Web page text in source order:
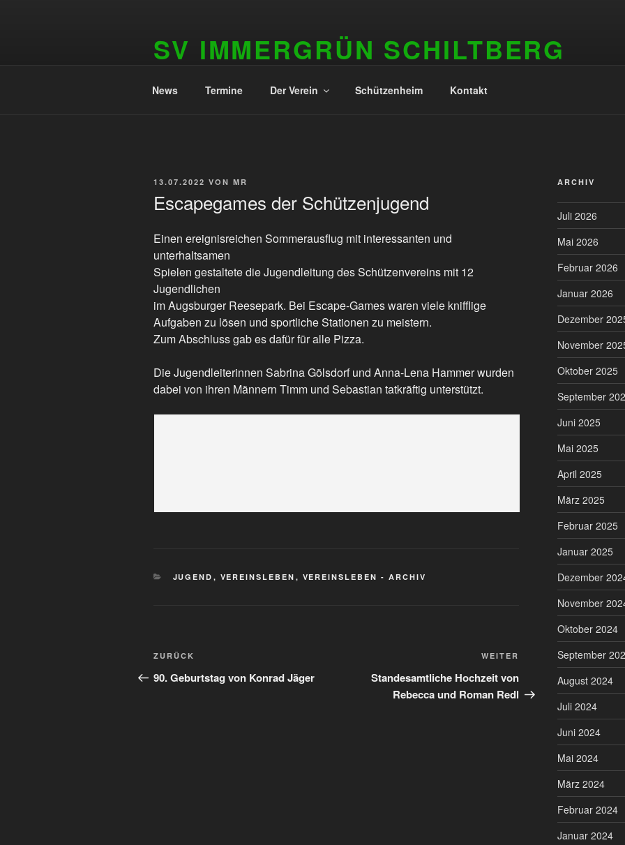
SV IMMERGRÜN SCHILTBERG
News Termine Der Verein Schützenheim Kontakt
VERÖFFENTLICHT
13.07.2022 VON MR
Escapegames der Schützenjugend
Einen ereignisreichen Sommerausflug mit interessanten und
unterhaltsamen
Spielen gestaltete die Jugendleitung des Schützenvereins mit 12
Jugendlichen
im Augsburger Reesepark. Bei Escape-Games waren viele knifflige
Aufgaben zu lösen und sportliche Stationen zu meistern.
Zum Abschluss gab es dafür für alle Pizza.
Die Jugendleiterinnen Sabrina Gölsdorf und Anna-Lena Hammer wurden
dabei von ihren Männern Timm und Sebastian tatkräftig unterstützt.
KATEGORIEN
JUGEND , VEREINSLEBEN , VEREINSLEBEN - ARCHIV
Beitragsnavigation
Vorheriger
Beitrag
ZURÜCK
90. Geburtstag von Konrad Jäger
Nächster
Beitrag
WEITER
Standesamtliche Hochzeit von
Rebecca und Roman Redl
ARCHIV
Juli 2026
Mai 2026
Februar 2026
Januar 2026
Dezember
November
Oktober 2025
September
Juni 2025
Mai 2025
April 2025
März 2025
Februar 2025
Januar 2025
Dezember
November
Oktober 2024
September
August 2024
Juli 2024
Juni 2024
Mai 2024
März 2024
Februar 2024
Januar 2024